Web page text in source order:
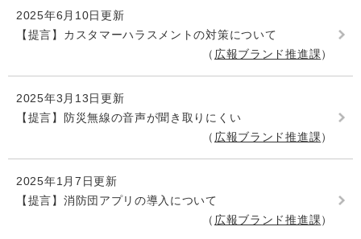
2025年6月10日更新
【提言】カスタマーハラスメントの対策について
広報ブランド推進課
2025年3月13日更新
【提言】防災無線の音声が聞き取りにくい
広報ブランド推進課
2025年1月7日更新
【提言】消防団アプリの導入について
広報ブランド推進課